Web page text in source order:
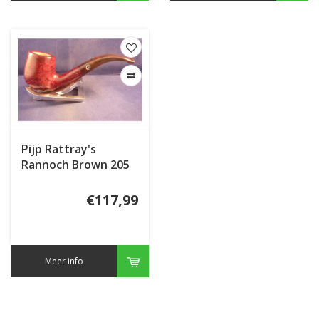
Pijp Rattray's
Rannoch Brown 205
€117,99
Meer info